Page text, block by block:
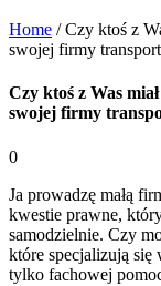
Home /Czy ktoś z
swojej firmy
Czy ktoś z Was
swojej firmy
0
Ja prowadzę małą
kwestie prawne,
samodzielnie. Czy
które specjalizują się
tylko fachowej